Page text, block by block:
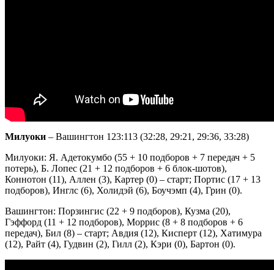
Милуоки – Вашингтон 123:113 (32:28, 29:21, 29:36, 33:28)
Милуоки: Я. Адетокумбо (55 + 10 подборов + 7 передач + 5
потерь), Б. Лопес (21 + 12 подборов + 6 блок-шотов),
Коннотон (11), Аллен (3), Картер (0) – старт; Портис (17 + 13
подборов), Инглс (6), Холидэй (6), Боучэмп (4), Грин (0).
Вашингтон: Порзингис (22 + 9 подборов), Кузма (20),
Гэффорд (11 + 12 подборов), Моррис (8 + 8 подборов + 6
передач), Бил (8) – старт; Авдия (12), Кисперт (12), Хатимура
(12), Райт (4), Гудвин (2), Гилл (2), Кэри (0), Бартон (0).